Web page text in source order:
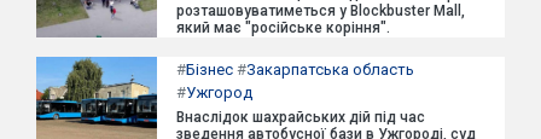
розташовуватиметься у Blockbuster Mall,
який має "російське коріння".
#Бізнес #Закарпатська область
#Ужгород
Внаслідок шахрайських дій під час
зведення автобусної бази в Ужгороді, суд